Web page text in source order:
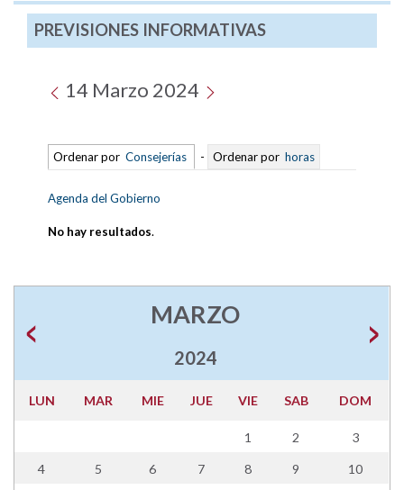
PREVISIONES INFORMATIVAS
14 Marzo 2024
Ordenar por Consejerías - Ordenar por horas
Agenda del Gobierno
No hay resultados.
MARZO
2024
LUN MAR MIE JUE VIE SAB DOM
1 2 3
4 5 6 7 8 9 10